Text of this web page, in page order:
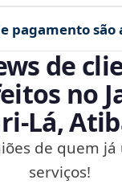
pagamento são
de
no
Lá,
de quem
serviços!